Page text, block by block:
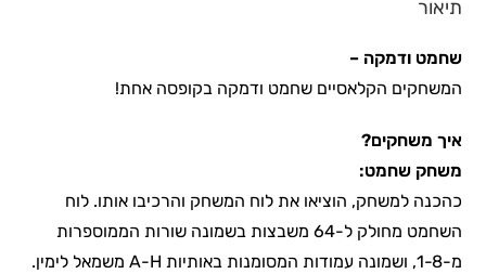
תיאור
שחמט ודמקה –
המשחקים הקלאסיים שחמט ודמקה בקופסה אחת!
איך משחקים?
משחק שחמט:
כהכנה למשחק, הוציאו את לוח המשחק והרכיבו אותו. לוח
השחמט מחולק ל-64 משבצות בשמונה שורות הממוספרות
מ-1-8, ושמונה עמודות המסומנות באותיות A-H משמאל לימין.